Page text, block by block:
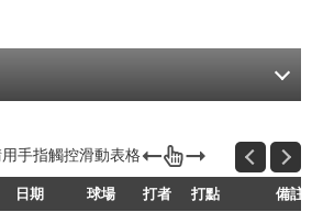
日期 球場 打者 打點 備註